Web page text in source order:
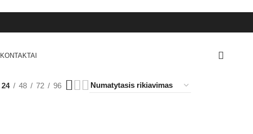
KONTAKTAI
24 48 72 96